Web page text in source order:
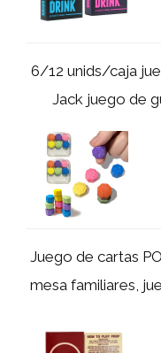
6/12 unids/caja
Jack juego de
Juego de cartas
mesa familiares,